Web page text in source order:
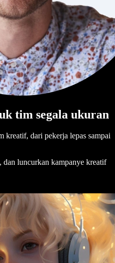
tim segala ukuran
kreatif, dari pekerja lepas sampai
luncurkan kampanye kreatif